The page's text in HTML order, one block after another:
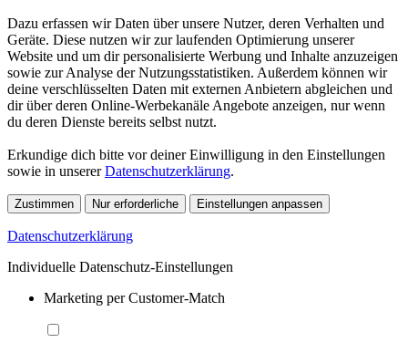
Dazu erfassen wir Daten über unsere Nutzer, deren Verhalten und
Geräte. Diese nutzen wir zur laufenden Optimierung unserer
Website und um dir personalisierte Werbung und Inhalte anzuzeigen
sowie zur Analyse der Nutzungsstatistiken. Außerdem können wir
deine verschlüsselten Daten mit externen Anbietern abgleichen und
dir über deren Online-Werbekanäle Angebote anzeigen, nur wenn
du deren Dienste bereits selbst nutzt.
Erkundige dich bitte vor deiner Einwilligung in den Einstellungen
sowie in unsererDatenschutzerklärung.
Zustimmen Nur erforderliche Einstellungen anpassen
Datenschutzerklärung
Individuelle Datenschutz-Einstellungen
Marketing per Customer-Match